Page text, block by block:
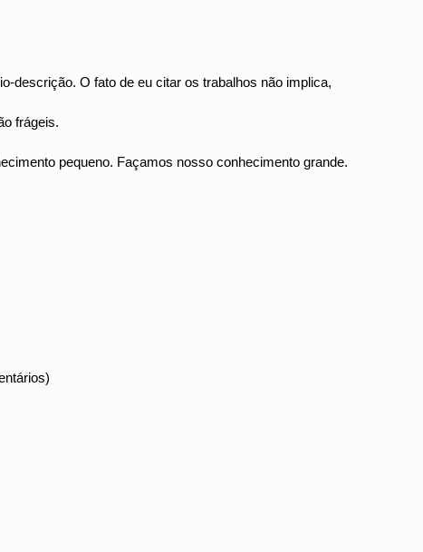
descrição. O fato de eu citar os trabalhos não implica,
frágeis.
pequeno. Façamos nosso conhecimento grande.